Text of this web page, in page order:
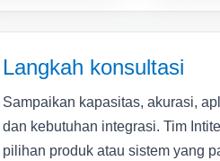
Langkah konsultasi
Sampaikan kapasitas, akurasi,
dan kebutuhan integrasi. Tim
pilihan produk atau sistem yang